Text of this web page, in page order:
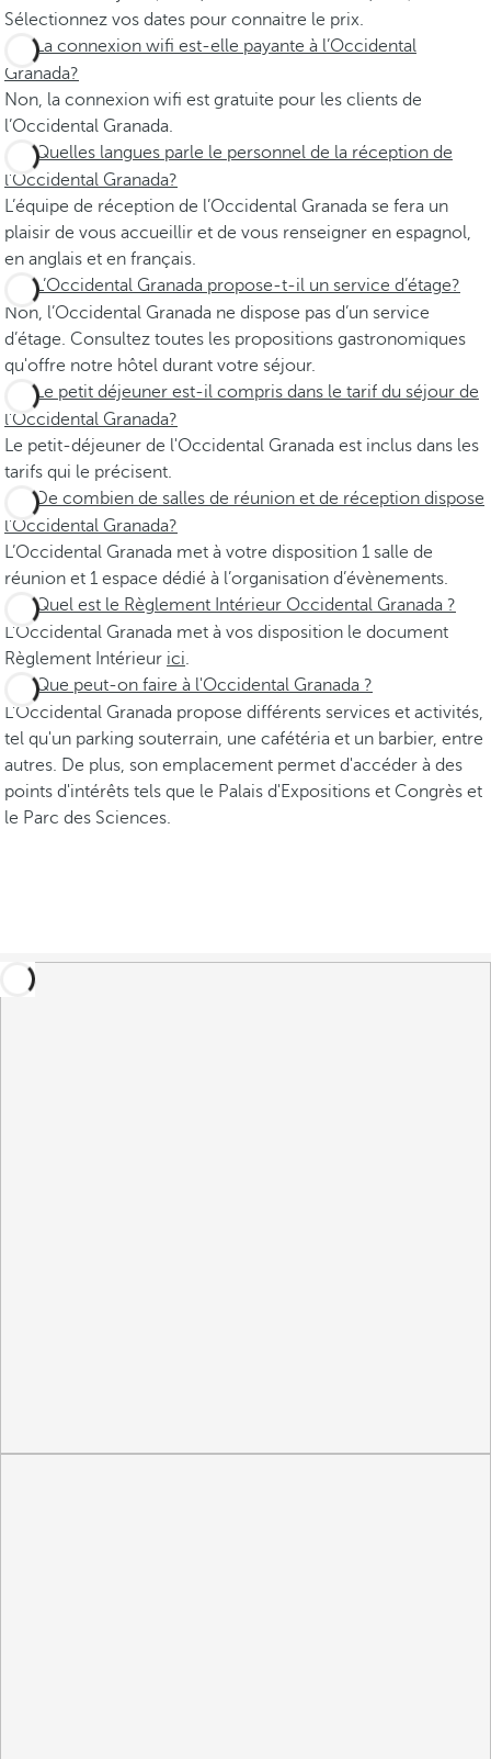
Sélectionnez vos dates pour connaitre le prix.
La connexion wifi est-elle payante à l’Occidental
Granada?
Non, la connexion wifi est gratuite pour les clients de
l’Occidental Granada.
Quelles langues parle le personnel de la réception de
l’Occidental Granada?
L’équipe de réception de l’Occidental Granada se fera un
plaisir de vous accueillir et de vous renseigner en espagnol,
en anglais et en français.
L’Occidental Granada propose-t-il un service d’étage?
Non, l’Occidental Granada ne dispose pas d’un service
d’étage. Consultez toutes les propositions gastronomiques
qu'offre notre hôtel durant votre séjour.
Le petit déjeuner est-il compris dans le tarif du séjour de
l’Occidental Granada?
Le petit-déjeuner de l'Occidental Granada est inclus dans les
tarifs qui le précisent.
De combien de salles de réunion et de réception dispose
l’Occidental Granada?
L’Occidental Granada met à votre disposition 1 salle de
réunion et 1 espace dédié à l’organisation d’évènements.
Quel est le Règlement Intérieur Occidental Granada ?
L'Occidental Granada met à vos disposition le document
Règlement Intérieur ici.
Que peut-on faire à l'Occidental Granada ?
L'Occidental Granada propose différents services et activités,
tel qu'un parking souterrain, une cafétéria et un barbier, entre
autres. De plus, son emplacement permet d'accéder à des
points d'intérêts tels que le Palais d'Expositions et Congrès et
le Parc des Sciences.